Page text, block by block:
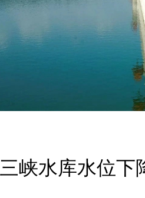
三峡水库水位